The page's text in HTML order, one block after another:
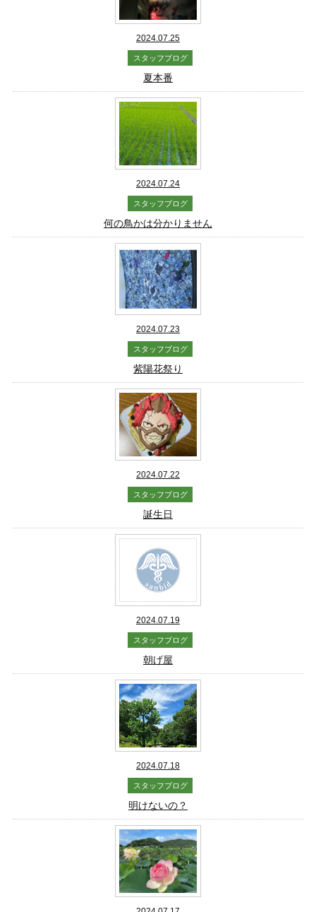
2024.07.25
スタッフブログ
夏本番
2024.07.24
スタッフブログ
何の鳥かは分かりません
2024.07.23
スタッフブログ
紫陽花祭り
2024.07.22
スタッフブログ
誕生日
2024.07.19
スタッフブログ
朝げ屋
2024.07.18
スタッフブログ
明けないの？